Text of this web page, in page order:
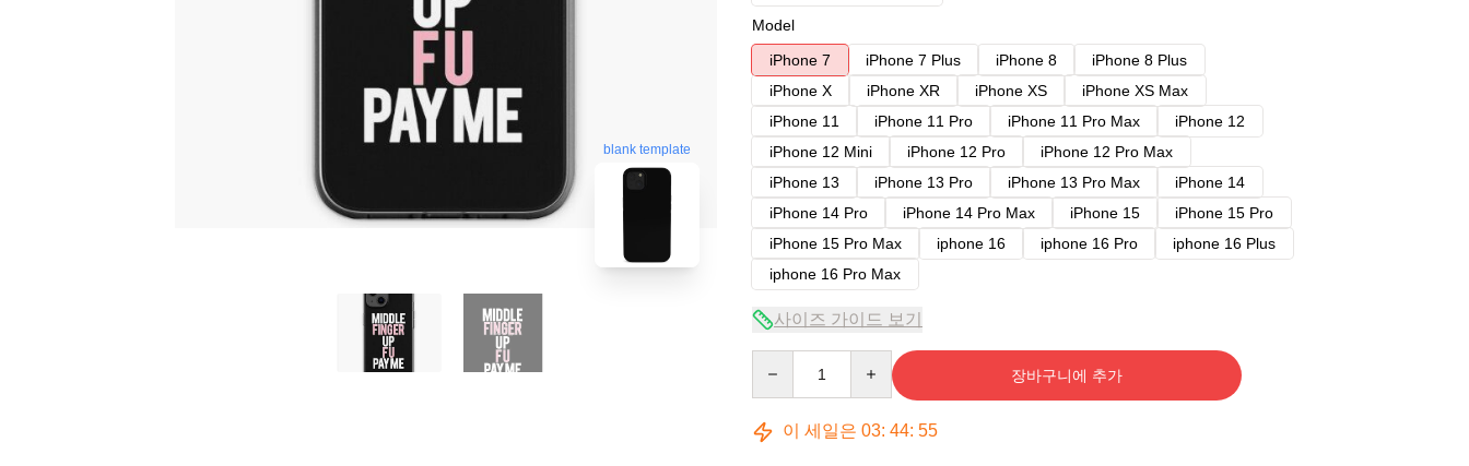
blank template
Model
iPhone 7
iPhone 7 Plus iPhone 8
iPhone 8 Plus
iPhone X
iPhone XR iPhone XS
iPhone XS Max
iPhone 11
iPhone 11 Pro iPhone 11 Pro Max
iPhone 12
iPhone 12 Mini
iPhone 12 Pro
iPhone 12 Pro Max
iPhone 13
iPhone 13 Pro iPhone 13 Pro Max
iPhone 14
iPhone 14 Pro
iPhone 14 Pro Max iPhone 15
iPhone 15 Pro
iPhone 15 Pro Max
iphone 16 iphone 16 Pro
iphone 16 Plus
iphone 16 Pro Max
사이즈 가이드 보기
장바구니에 추가
이 세일은 03: 44: 54